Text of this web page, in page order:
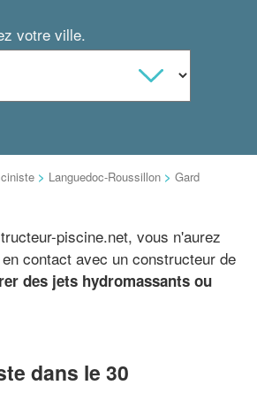
votre ville.
> Languedoc-Roussillon > Gard
piscine.net, vous n'aurez
contact avec un constructeur de
des jets hydromassants ou
dans le 30